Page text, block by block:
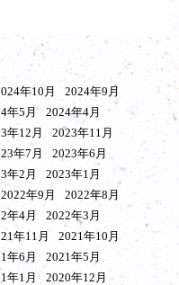
年10月
2024年9月
年5月
2024年4月
年12月
2023年11月
年7月
2023年6月
年2月
2023年1月
2022年9月
2022年8月
年4月
2022年3月
年11月
2021年10月
年6月
2021年5月
年1月
2020年12月